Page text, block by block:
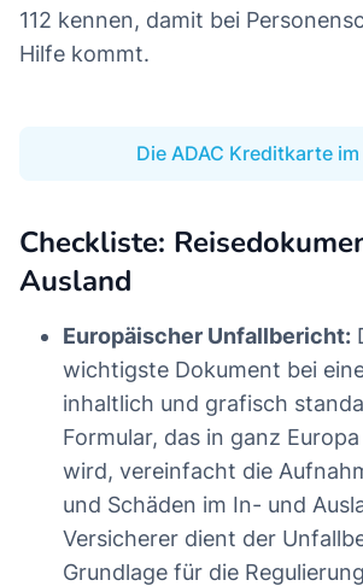
112 kennen, damit bei
Hilfe kommt.
Die ADAC Kreditkarte
Checkliste:
Ausland
Europäischer Unfallbericht:
wichtigste Dokument bei
inhaltlich und grafisch
Formular, das in ganz
wird, vereinfacht die
und Schäden im In- und
Versicherer dient der
Grundlage für die